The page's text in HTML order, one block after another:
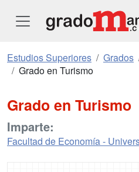
Estudios Superiores Grados
Grado en Turismo
Grado en Turismo
Imparte:
Facultad de Economía -